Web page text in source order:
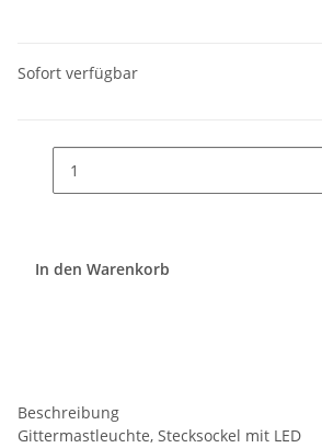
Sofort verfügbar
In den Warenkorb
Beschreibung
Gittermastleuchte, Stecksockel mit LED